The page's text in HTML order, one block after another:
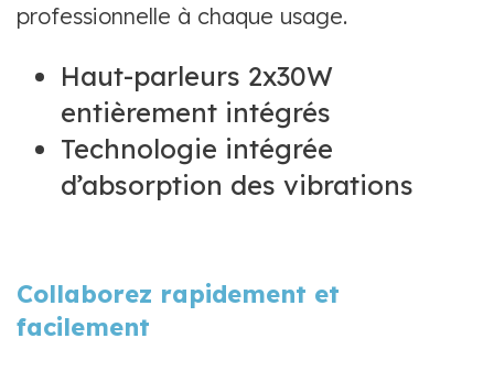
professionnelle à chaque usage.
Haut-parleurs 2x30W
entièrement intégrés
Technologie intégrée
d’absorption des vibrations
Collaborez rapidement et
facilement